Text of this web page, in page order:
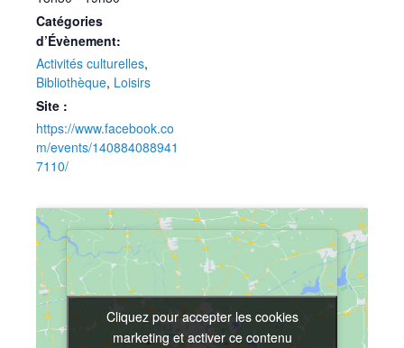
Catégories
d’Évènement:
Activités culturelles,
Bibliothèque, Loisirs
Site :
https://www.facebook.co
m/events/140884088941
7110/
Cliquez pour accepter les cookies
marketing et activer ce contenu
Cliquez pour accepter les cookies
marketing et activer ce contenu